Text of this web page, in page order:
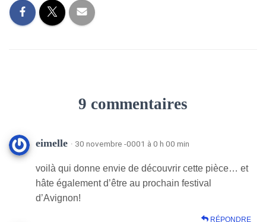
9 commentaires
eimelle · 30 novembre -0001 à 0 h 00 min
voilà qui donne envie de découvrir cette pièce… et
hâte également d’être au prochain festival
d’Avignon!
RÉPONDRE